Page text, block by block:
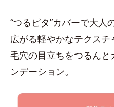
“つるピタ”カバーで大人
広がる軽やかなテクスチ
毛穴の目立ちをつるん
ンデーション。